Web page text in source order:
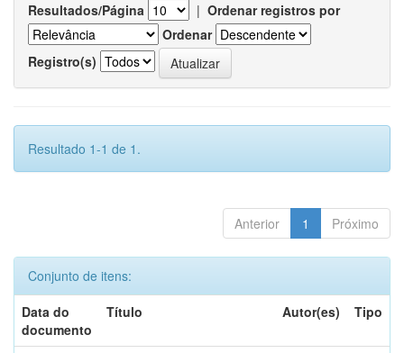
Resultados/Página | Ordenar registros por
Ordenar
Registro(s)
Resultado 1-1 de 1.
Anterior 1 Próximo
Conjunto de itens:
Data do
documento
Título Autor(es) Tipo